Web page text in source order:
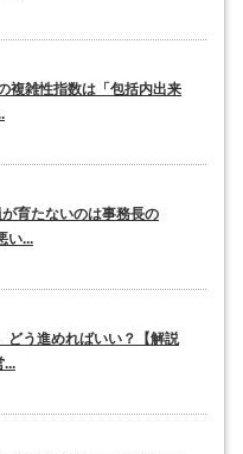
複雑性指数は「包括内出来
が育たないのは事務長の
い...
どう進めればいい？【解説
...